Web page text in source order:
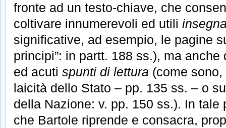
fronte ad un testo-chiave, che
coltivare innumerevoli ed utili
significative, ad esempio, le pagine
principi”: in partt. 188 ss.), ma
ed acuti spunti di lettura (come
laicità dello Stato – pp. 135 ss. – o
della Nazione: v. pp. 150 ss.). In tale
che Bartole riprende e consacra,